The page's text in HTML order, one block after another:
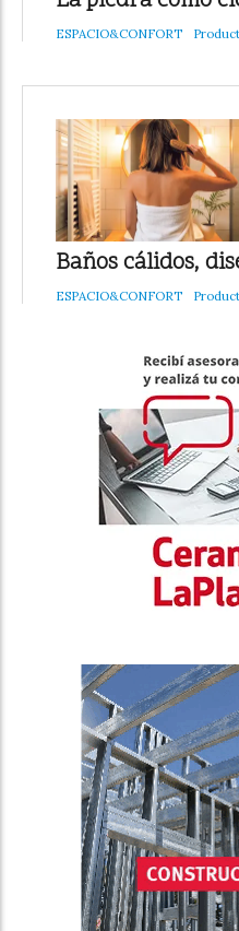
ESPACIO&CONFORT
Baños cálidos,
ESPACIO&CONFORT